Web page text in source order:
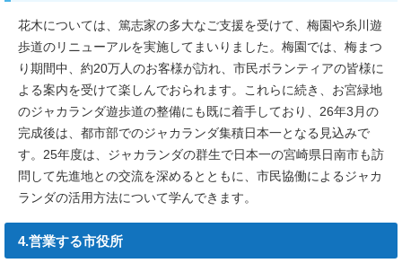
花木については、篤志家の多大なご支援を受けて、梅園や糸川遊
歩道のリニューアルを実施してまいりました。梅園では、梅まつ
り期間中、約20万人のお客様が訪れ、市民ボランティアの皆様に
よる案内を受けて楽しんでおられます。これらに続き、お宮緑地
のジャカランダ遊歩道の整備にも既に着手しており、26年3月の
完成後は、都市部でのジャカランダ集積日本一となる見込みで
す。25年度は、ジャカランダの群生で日本一の宮崎県日南市も訪
問して先進地との交流を深めるとともに、市民協働によるジャカ
ランダの活用方法について学んできます。
4.営業する市役所